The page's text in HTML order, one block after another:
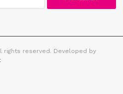
rights reserved. Developed by